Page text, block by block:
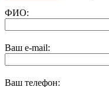
ФИО:
Ваш e-mail:
Ваш телефон: